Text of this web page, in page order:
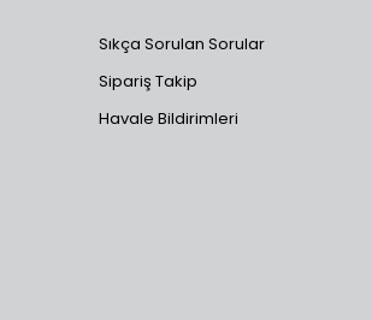
Sıkça Sorulan Sorular
Sipariş Takip
Havale Bildirimleri